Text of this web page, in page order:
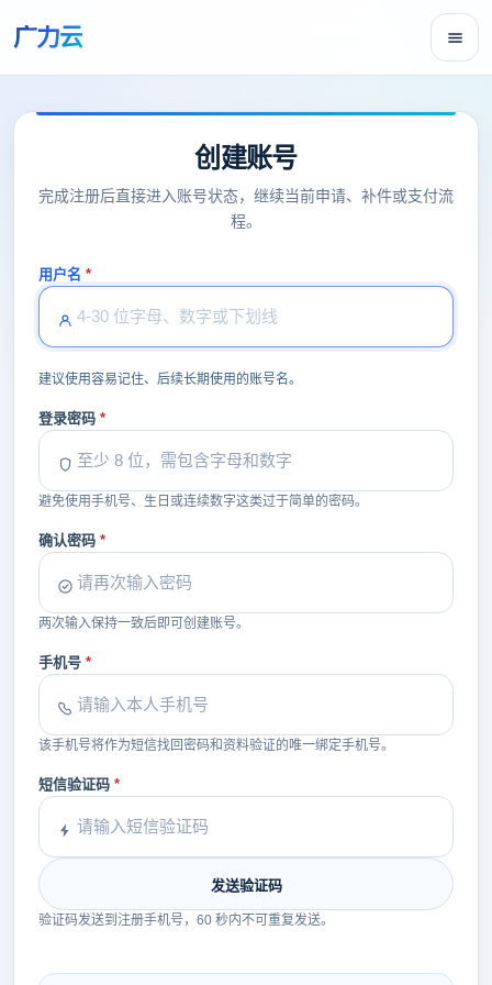
广力云
创建账号
完成注册后直接进入账号状态，继续当前申请、补件或支付流
程。
用户名
建议使用容易记住、后续长期使用的账号名。
登录密码
避免使用手机号、生日或连续数字这类过于简单的密码。
确认密码
两次输入保持一致后即可创建账号。
手机号
该手机号将作为短信找回密码和资料验证的唯一绑定手机号。
短信验证码
发送验证码
验证码发送到注册手机号，60 秒内不可重复发送。